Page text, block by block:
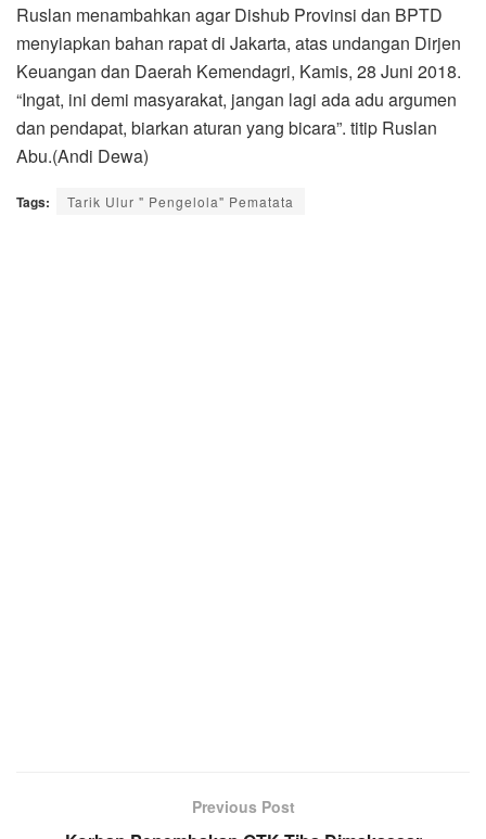
Ruslan menambahkan agar Dishub Provinsi dan BPTD
menyiapkan bahan rapat di Jakarta, atas undangan Dirjen
Keuangan dan Daerah Kemendagri, Kamis, 28 Juni 2018.
“Ingat, ini demi masyarakat, jangan lagi ada adu argumen
dan pendapat, biarkan aturan yang bicara”. titip Ruslan
Abu.(Andi Dewa)
Tags: Tarik Ulur " Pengelola" Pematata
Previous Post